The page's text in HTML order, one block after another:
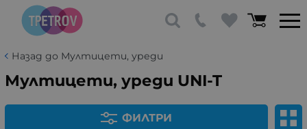
Назад до Мултицети, уреди
Мултицети, уреди UNI-T
ФИЛТРИ